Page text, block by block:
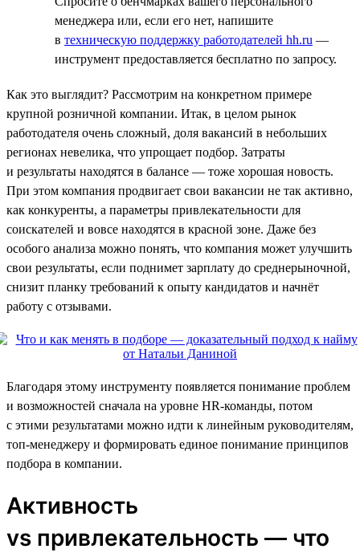
менеджера или, если его нет, напишите
в техническую поддержку работодателей hh.ru —
инструмент предоставляется бесплатно по запросу.
Как это выглядит? Рассмотрим на конкретном примере
крупной розничной компании. Итак, в целом рынок
работодателя очень сложный, доля вакансий в небольших
регионах невелика, что упрощает подбор. Затраты
и результаты находятся в балансе — тоже хорошая новость.
При этом компания продвигает свои вакансии не так активно,
как конкуренты, а параметры привлекательности для
соискателей и вовсе находятся в красной зоне. Даже без
особого анализа можно понять, что компания может улучшить
свои результаты, если поднимет зарплату до среднерыночной,
снизит планку требований к опыту кандидатов и начнёт
работу с отзывами.
Благодаря этому инструменту появляется понимание проблем
и возможностей сначала на уровне HR-команды, потом
с этими результатами можно идти к линейным руководителям,
топ-менеджеру и формировать единое понимание принципов
подбора в компании.
Активность
vs привлекательность — что